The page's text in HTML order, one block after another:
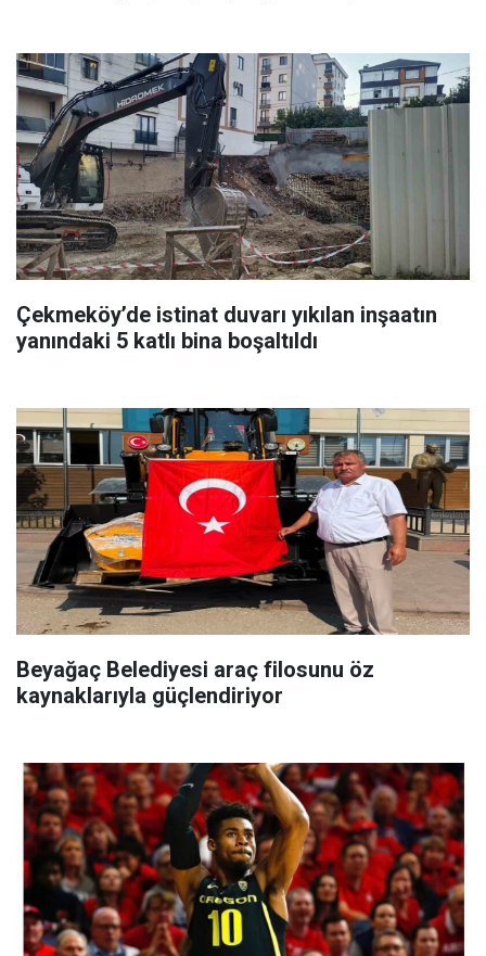
Çekmeköy’de istinat duvarı yıkılan inşaatın
yanındaki 5 katlı bina boşaltıldı
Beyağaç Belediyesi araç filosunu öz
kaynaklarıyla güçlendiriyor